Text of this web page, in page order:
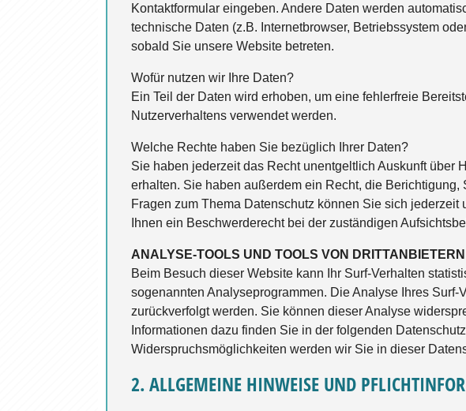
Kontaktformular eingeben. Andere Daten werden
technische Daten (z.B. Internetbrowser, Betriebssystem
sobald Sie unsere Website betreten.
Wofür nutzen wir Ihre Daten?
Ein Teil der Daten wird erhoben, um eine fehlerfreie
Nutzerverhaltens verwendet werden.
Welche Rechte haben Sie bezüglich Ihrer Daten?
Sie haben jederzeit das Recht unentgeltlich Auskunft über
erhalten. Sie haben außerdem ein Recht, die
Fragen zum Thema Datenschutz können Sie sich
Ihnen ein Beschwerderecht bei der zuständigen
ANALYSE-TOOLS UND TOOLS VON DRITTANBIETERN
Beim Besuch dieser Website kann Ihr Surf-Verhalten
sogenannten Analyseprogrammen. Die Analyse Ihres
zurückverfolgt werden. Sie können dieser Analyse
Informationen dazu finden Sie in der folgenden
Widerspruchsmöglichkeiten werden wir Sie in dieser
2. ALLGEMEINE HINWEISE UND